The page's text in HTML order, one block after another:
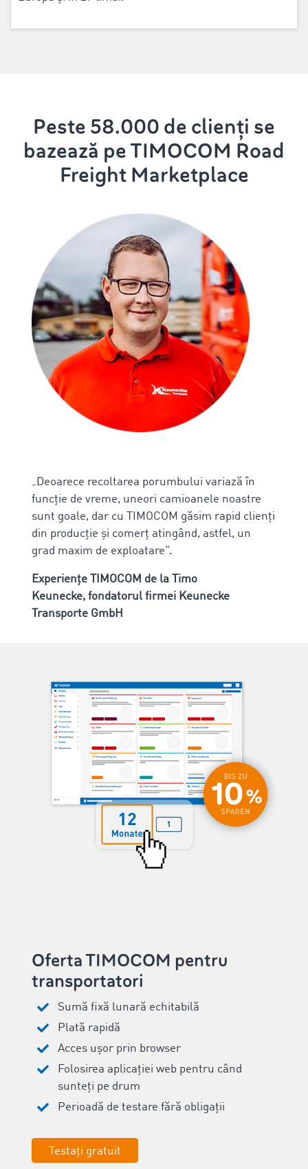
Peste 58.000 de clienți se
bazează pe TIMOCOM Road
Freight Marketplace
„Deoarece recoltarea porumbului variază în
funcție de vreme, uneori camioanele noastre
sunt goale, dar cu TIMOCOM găsim rapid clienți
din producție și comerț atingând, astfel, un
grad maxim de exploatare”.
Experiențe TIMOCOM de la Timo
Keunecke, fondatorul firmei Keunecke
Transporte GmbH
Oferta TIMOCOM pentru
transportatori
Sumă fixă lunară echitabilă
Plată rapidă
Acces ușor prin browser
Folosirea aplicației web pentru când
sunteți pe drum
Perioadă de testare fără obligații
Testați gratuit